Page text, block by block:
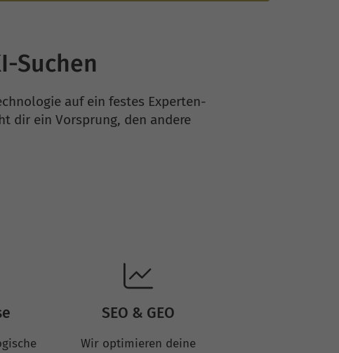
Suchen
auf ein festes Experten-
dir ein Vorsprung, den andere
SEO & GEO
Wir optimieren deine